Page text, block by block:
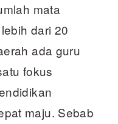
mata
dari 20
ada guru
fokus
maju. Sebab